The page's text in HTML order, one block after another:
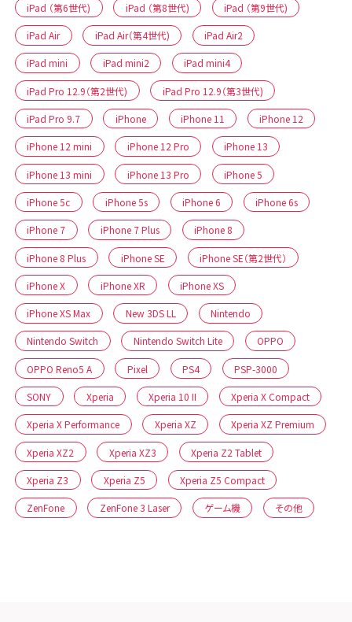
iPad （第6世代) iPad （第8世代) iPad （第9世代)
iPad Air iPad Air（第4世代) iPad Air2
iPad mini iPad mini2 iPad mini4
iPad Pro 12.9（第2世代) iPad Pro 12.9（第3世代)
iPad Pro 9.7 iPhone iPhone 11 iPhone 12
iPhone 12 mini iPhone 12 Pro iPhone 13
iPhone 13 mini iPhone 13 Pro iPhone 5
iPhone 5c iPhone 5s iPhone 6 iPhone 6s
iPhone 7 iPhone 7 Plus iPhone 8
iPhone 8 Plus iPhone SE iPhone SE（第2世代）
iPhone X iPhone XR iPhone XS
iPhone XS Max New 3DS LL Nintendo
Nintendo Switch Nintendo Switch Lite OPPO
OPPO Reno5 A Pixel PS4 PSP-3000
SONY Xperia Xperia 10 II Xperia X Compact
Xperia X Performance Xperia XZ Xperia XZ Premium
Xperia XZ2 Xperia XZ3 Xperia Z2 Tablet
Xperia Z3 Xperia Z5 Xperia Z5 Compact
ZenFone ZenFone 3 Laser ゲーム機 その他